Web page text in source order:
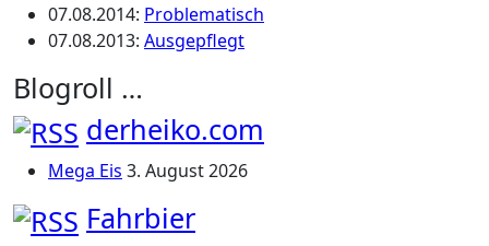
07.08.2014: Problematisch
07.08.2013: Ausgepflegt
Blogroll …
derheiko.com
Mega Eis 3. August 2026
Fahrbier